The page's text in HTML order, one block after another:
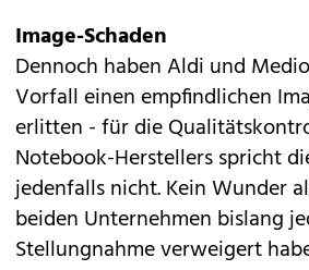
Image-Schaden
Dennoch haben Aldi und
Vorfall einen empfindlichen
erlitten - für die
Notebook-Herstellers spricht
jedenfalls nicht. Kein Wunder
beiden Unternehmen bislang
Stellungnahme verweigert